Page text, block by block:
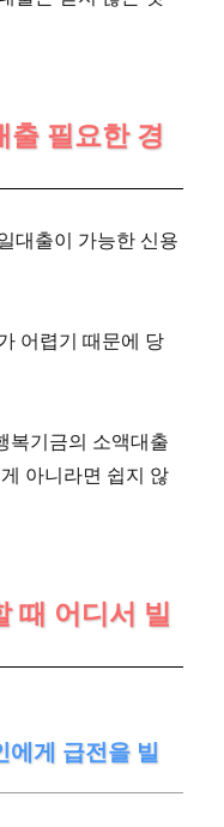
출 필요한 경
대출이 가능한 신용
어렵기 때문에 당
복기금의 소액대출
아니라면 쉽지 않
때 어디서 빌
에게 급전을 빌